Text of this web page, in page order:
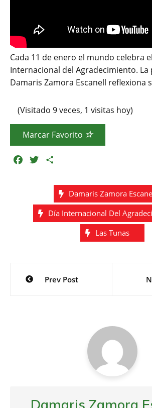
Cada 11 de enero el mundo celebra
Internacional del Agradecimiento. La
Damaris Zamora Escanell reflexiona
(Visitado 9 veces, 1 visitas hoy)
Marcar Favorito
t
e
m
p
a
r
Damaris Zamora
Día Internacional Del
Las Tunas
Navegación
Prev Post